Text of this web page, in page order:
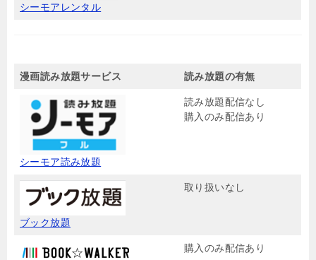
シーモアレンタル
漫画読み放題サービス 読み放題の有無
シーモア読み放題
読み放題配信なし
購入のみ配信あり
ブック放題
取り扱いなし
購入のみ配信あり